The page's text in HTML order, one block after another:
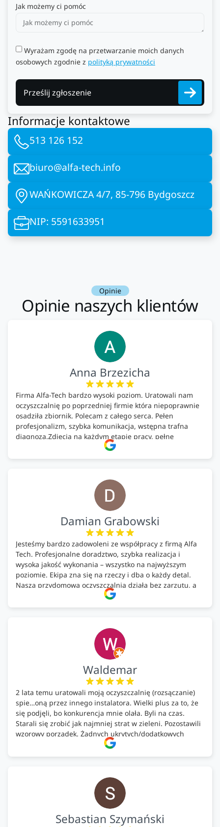
Jak możemy ci pomóc
Wyrażam zgodę na przetwarzanie moich danych
osobowych zgodnie z polityką prywatności
Prześlij zgłoszenie
Informacje kontaktowe
513 126 152
biuro@alfa-tech.info
WAŃKOWICZA 4/7, 85-796 Bydgoszcz
NIP: 5591633951
Opinie
Opinie naszych klientów
Anna Brzezicha
Firma Alfa-Tech bardzo wysoki poziom. Uratowali nam
oczyszczalnię po poprzedniej firmie która niepoprawnie
osadziła zbiornik. Polecam z całego serca. Pełen
profesjonalizm, szybka komunikacja, wstępna trafna
diagnoza.Zdjęcia na każdym etapie pracy, pełne
doradztwo.Dobrze wyszkoleni i znający się na rzeczy.
Podsumowując ekipa na wysokim poziomie, rzetelna.
Damian Grabowski
Jesteśmy bardzo zadowoleni ze współpracy z firmą Alfa
Tech. Profesjonalne doradztwo, szybka realizacja i
wysoka jakość wykonania – wszystko na najwyższym
poziomie. Ekipa zna się na rzeczy i dba o każdy detal.
Nasza przydomowa oczyszczalnia działa bez zarzutu, a
całość została wykonana zgodnie z terminem i
ustaleniami. Z czystym sumieniem polecamy Alfa Tech
ekologicznych rozwiązań!🍀
Waldemar
2 lata temu uratowali moją oczyszczalnię (rozsączanie)
spie…oną przez innego instalatora. Wielki plus za to, że
się podjęli, bo konkurencja mnie olała. Byli na czas.
Starali się zrobić jak najmniej strat w zieleni. Pozostawili
wzorowy porządek. Żadnych ukrytych/dodatkowych
kosztów. Zaskoczenie. Kontakt bardzo OK. Obsługa
pomontażowa również OK. A ich środki do oczyszczalni –
Sebastian Szymański